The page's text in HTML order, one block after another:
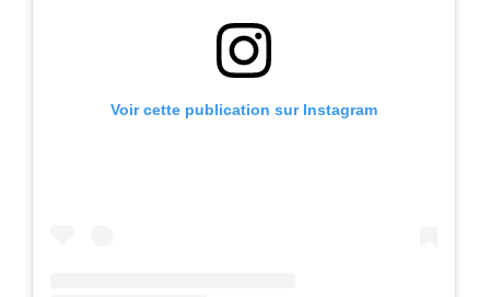
Voir cette publication sur Instagram